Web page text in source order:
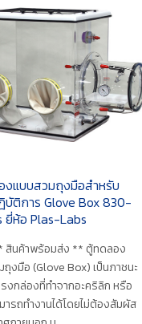
แบบสวมถุงมือสำหรับ
ติการ Glove Box 830-
ยี่ห้อ Plas-Labs
สินค้าพร้อมส่ง ** ตู้ทดลอง
ถุงมือ (Glove Box) เป็นภาชนะ
งกล่องที่ทำจากอะคริลิก หรือ
ารถทำงานได้โดยไม่ต้องสัมผัส